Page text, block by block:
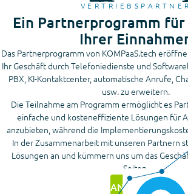
VERTRIEBSPARTNER
Ein Partnerprogramm für
Ihrer
Das Partnerprogramm von KOMPaaS.tech
Ihr Geschäft durch Telefoniedienste und
PBX, KI-Kontaktcenter, automatische Anrufe,
usw. zu erweitern.
Die Teilnahme am Programm ermöglicht es
einfache und kosteneffiziente Lösungen für
anzubieten, während die
In der Zusammenarbeit mit unseren Partnern
Lösungen an und kümmern uns um das
Seiten.
ANFRAGEN